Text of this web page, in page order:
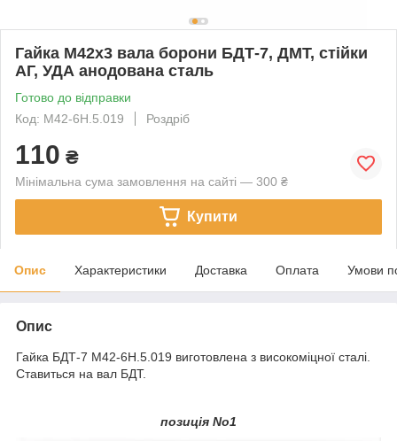
Гайка М42х3 вала борони БДТ-7, ДМТ, стійки
АГ, УДА анодована сталь
Готово до відправки
Код: М42-6Н.5.019
Роздріб
110 ₴
Мінімальна сума замовлення на сайті — 300 ₴
Купити
Опис Характеристики Доставка Оплата Умови
Опис
Гайка БДТ-7 М42-6Н.5.019 виготовлена з високоміцної сталі.
Ставиться на вал БДТ.
позиція No1